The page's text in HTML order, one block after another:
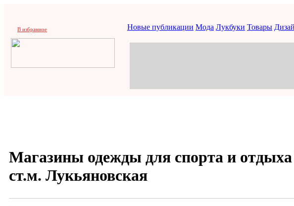
В избранное Новые публикации Мода Лукбуки Товары
Магазины одежды для спорта и
ст.м. Лукьяновская